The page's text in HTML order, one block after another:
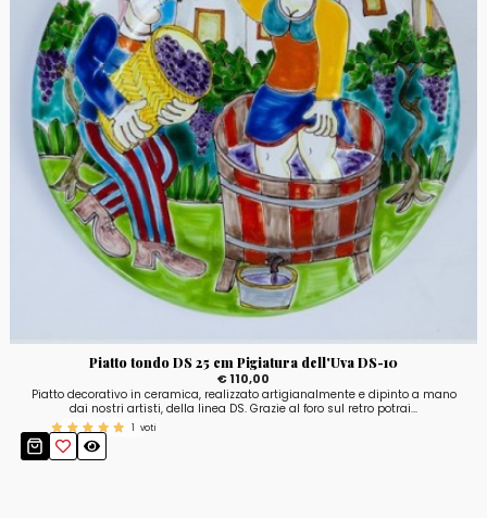
Piatto tondo DS 25 cm Pigiatura dell'Uva DS-10
€ 110,00
Piatto decorativo in ceramica, realizzato artigianalmente e dipinto a mano
dai nostri artisti, della linea DS. Grazie al foro sul retro potrai...
1 voti